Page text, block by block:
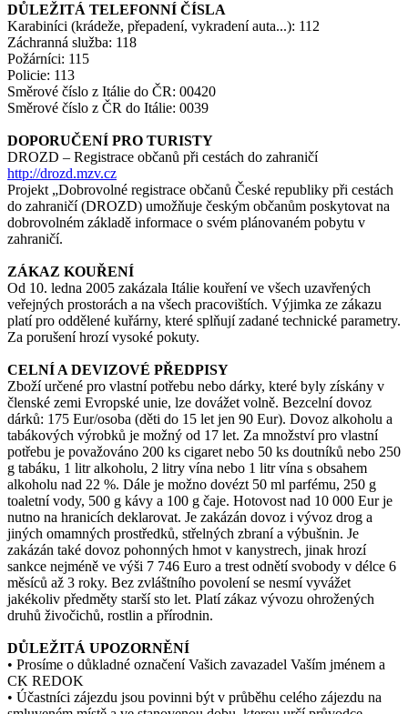
DŮLEŽITÁ TELEFONNÍ ČÍSLA
Karabiníci (krádeže, přepadení, vykradení auta...): 112
Záchranná služba: 118
Požárníci: 115
Policie: 113
Směrové číslo z Itálie do ČR: 00420
Směrové číslo z ČR do Itálie: 0039
DOPORUČENÍ PRO TURISTY
DROZD – Registrace občanů při cestách do zahraničí
http://drozd.mzv.cz
Projekt „Dobrovolné registrace občanů České republiky při cestách
do zahraničí (DROZD) umožňuje českým občanům poskytovat na
dobrovolném základě informace o svém plánovaném pobytu v
zahraničí.
ZÁKAZ KOUŘENÍ
Od 10. ledna 2005 zakázala Itálie kouření ve všech uzavřených
veřejných prostorách a na všech pracovištích. Výjimka ze zákazu
platí pro oddělené kuřárny, které splňují zadané technické parametry.
Za porušení hrozí vysoké pokuty.
CELNÍ A DEVIZOVÉ PŘEDPISY
Zboží určené pro vlastní potřebu nebo dárky, které byly získány v
členské zemi Evropské unie, lze dovážet volně. Bezcelní dovoz
dárků: 175 Eur/osoba (děti do 15 let jen 90 Eur). Dovoz alkoholu a
tabákových výrobků je možný od 17 let. Za množství pro vlastní
potřebu je považováno 200 ks cigaret nebo 50 ks doutníků nebo 250
g tabáku, 1 litr alkoholu, 2 litry vína nebo 1 litr vína s obsahem
alkoholu nad 22 %. Dále je možno dovézt 50 ml parfému, 250 g
toaletní vody, 500 g kávy a 100 g čaje. Hotovost nad 10 000 Eur je
nutno na hranicích deklarovat. Je zakázán dovoz i vývoz drog a
jiných omamných prostředků, střelných zbraní a výbušnin. Je
zakázán také dovoz pohonných hmot v kanystrech, jinak hrozí
sankce nejméně ve výši 7 746 Euro a trest odnětí svobody v délce 6
měsíců až 3 roky. Bez zvláštního povolení se nesmí vyvážet
jakékoliv předměty starší sto let. Platí zákaz vývozu ohrožených
druhů živočichů, rostlin a přírodnin.
DŮLEŽITÁ UPOZORNĚNÍ
• Prosíme o důkladné označení Vašich zavazadel Vaším jménem a
CK REDOK
• Účastníci zájezdu jsou povinni být v průběhu celého zájezdu na